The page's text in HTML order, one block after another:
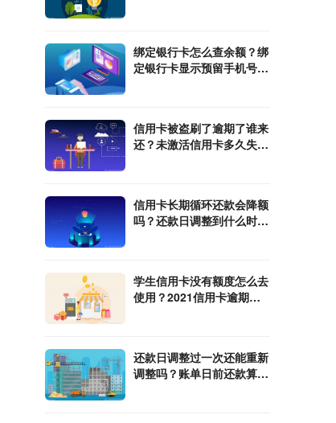
绑定银行卡怎么查余额？绑
定银行卡显示预留手机号不
信用卡被盗刷了逾期了谁来
还？未激活信用卡多久失
信用卡长期循环还款会降额
吗？还款日调整到什么时候
学生信用卡没有额度怎么去
使用？2021信用卡逾期还
还款日调整过一次还能重新
调整吗？账单日前还款算不